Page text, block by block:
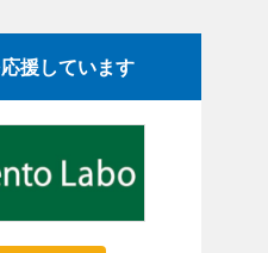
援しています